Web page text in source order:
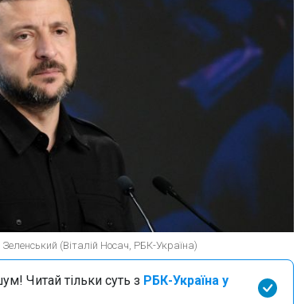
(Віталій Носач, РБК-Україна)
Читай тільки суть з РБК-Україна у